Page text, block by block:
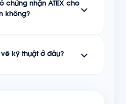
chứng nhận ATEX cho
không?
kỹ thuật ở đâu?